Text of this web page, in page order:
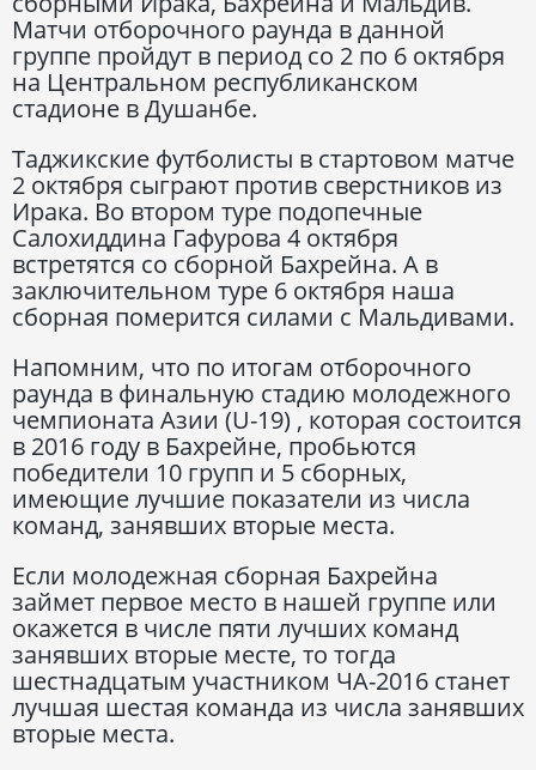
Матчи отборочного раунда в данной
группе пройдут в период со 2 по 6 октября
на Центральном республиканском
стадионе в Душанбе.
Таджикские футболисты в стартовом матче
2 октября сыграют против сверстников из
Ирака. Во втором туре подопечные
Салохиддина Гафурова 4 октября
встретятся со сборной Бахрейна. А в
заключительном туре 6 октября наша
сборная померится силами с Мальдивами.
Напомним, что по итогам отборочного
раунда в финальную стадию молодежного
чемпионата Азии (U-19) , которая состоится
в 2016 году в Бахрейне, пробьются
победители 10 групп и 5 сборных,
имеющие лучшие показатели из числа
команд, занявших вторые места.
Если молодежная сборная Бахрейна
займет первое место в нашей группе или
окажется в числе пяти лучших команд
занявших вторые месте, то тогда
шестнадцатым участником ЧА-2016 станет
лучшая шестая команда из числа занявших
вторые места.